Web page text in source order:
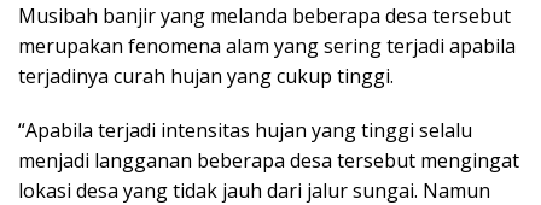
Musibah banjir yang melanda beberapa desa tersebut
merupakan fenomena alam yang sering terjadi apabila
terjadinya curah hujan yang cukup tinggi.
“Apabila terjadi intensitas hujan yang tinggi selalu
menjadi langganan beberapa desa tersebut mengingat
lokasi desa yang tidak jauh dari jalur sungai. Namun